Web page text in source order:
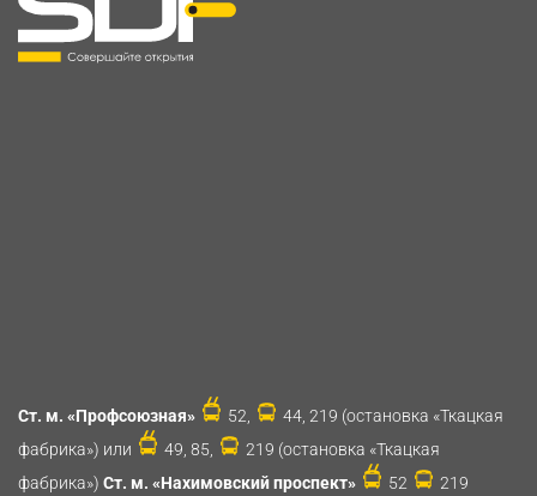
Ст. м. «Профсоюзная» 52,
44, 219 (остановка «Ткацкая
фабрика») или
49, 85,
219 (остановка «Ткацкая
фабрика») Ст. м. «Нахимовский проспект» 52 219